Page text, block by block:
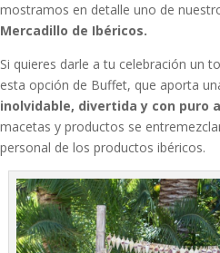
mostramos en detalle uno de
Mercadillo de Ibéricos.
Si quieres darle a tu celebración un
esta opción de Buffet, que aporta
inolvidable, divertida y con puro
macetas y productos se
personal de los productos ibéricos.